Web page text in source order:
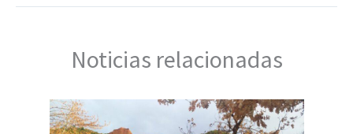
Noticias relacionadas